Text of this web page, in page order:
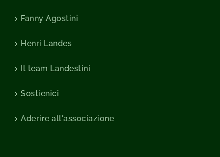
Fanny Agostini
Henri Landes
Il team Landestini
Sostienici
Aderire all'associazione